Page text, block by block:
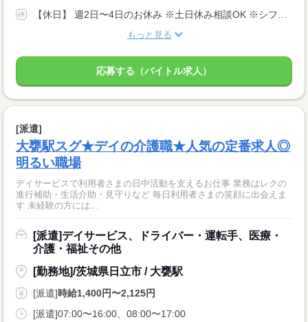
もっと見る
応募する（バイトル求人）
[派遣]
大甕駅スグ★デイの介護職★人気の定番求人◎
明るい職場
デイサービスで利用者さまの日中活動を支えるお仕事 業務はレクの
進行補助・生活介助・見守りなど 毎日利用者さまの笑顔に出会えま
す 未経験の方には...
[派遣]デイサービス、ドライバー・運転手、医療・
介護・福祉その他
[勤務地]/茨城県日立市 / 大甕駅
[派遣]時給1,400円〜2,125円
[派遣]07:00〜16:00、08:00〜17:00